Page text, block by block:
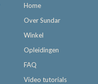
Home
Over Sundar
Winkel
Opleidingen
FAQ
Video tutorials